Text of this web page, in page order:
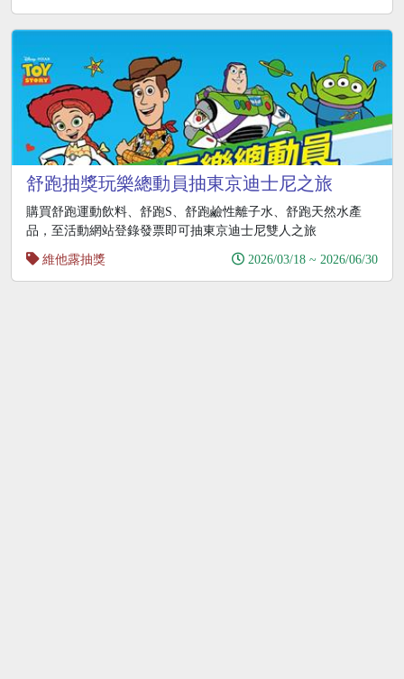
舒跑抽獎玩樂總動員抽東京迪士尼之旅
購買舒跑運動飲料、舒跑S、舒跑鹼性離子水、舒跑天然水產
品，至活動網站登錄發票即可抽東京迪士尼雙人之旅
維他露抽獎
2026/03/18 ~ 2026/06/30